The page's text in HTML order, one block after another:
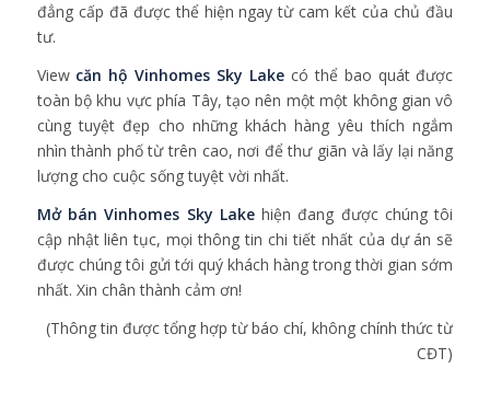
đẳng cấp đã được thể hiện ngay từ cam kết của chủ đầu
tư.
View căn hộ Vinhomes Sky Lake có thể bao quát được
toàn bộ khu vực phía Tây, tạo nên một một không gian vô
cùng tuyệt đẹp cho những khách hàng yêu thích ngắm
nhìn thành phố từ trên cao, nơi để thư giãn và lấy lại năng
lượng cho cuộc sống tuyệt vời nhất.
Mở bán Vinhomes Sky Lakehiện đang được chúng tôi
cập nhật liên tục, mọi thông tin chi tiết nhất của dự án sẽ
được chúng tôi gửi tới quý khách hàng trong thời gian sớm
nhất. Xin chân thành cảm ơn!
(Thông tin được tổng hợp từ báo chí, không chính thức từ
CĐT)